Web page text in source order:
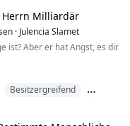
Milliardär
· Julencia Slamet
ist? Aber er hat Angst, es dir
Besitzergreifend